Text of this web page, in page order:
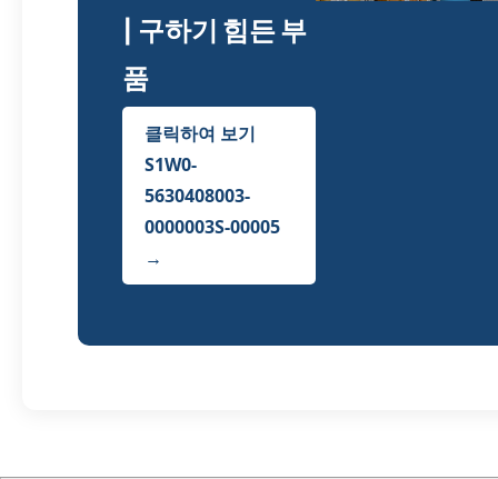
| 구하기 힘든 부
품
클릭하여 보기
S1W0-
5630408003-
0000003S-00005
→